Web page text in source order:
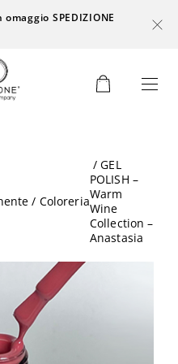
SPEDIZIONE
/ Coloreria
/ GEL
POLISH –
Warm
Wine
Collection –
Anastasia